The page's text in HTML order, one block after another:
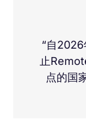
“自2026
止
点的国